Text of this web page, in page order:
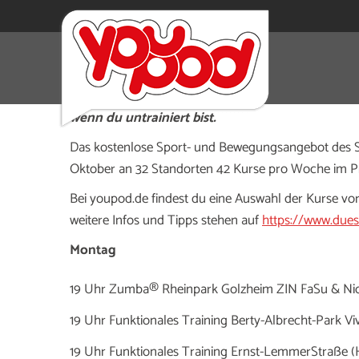
Gemeinsam kostenlos draußen trainieren –
verschiedenen Parks. Du musst dich nicht
wenn du untrainiert bist.
Das kostenlose Sport- und Bewegungsangebot
Oktober an 32 Standorten 42 Kurse pro Woche im
Bei youpod.de findest du eine Auswahl der Kurse
weitere Infos und Tipps stehen aufhttps://
Montag
19 Uhr Zumba® Rheinpark Golzheim ZIN FaSu &
19 Uhr Funktionales Training Berty-Albrecht-Park
19 Uhr Funktionales Training Ernst-LemmerStraße